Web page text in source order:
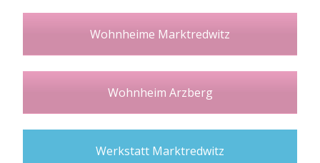
Wohnheime Marktredwitz
Wohnheim Arzberg
Werkstatt Marktredwitz